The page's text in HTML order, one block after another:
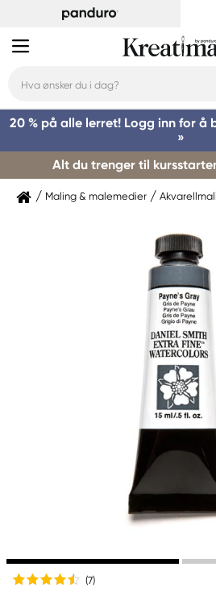
20 % på alle lerret! Logg inn for
»
Alt du trenger til
Maling & malemedier
(7)